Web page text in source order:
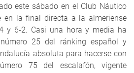
este sábado en el Club Náutico
en la final directa a la almeriense
y 6-2. Casi una hora y media ha
25 del ránking español y
absoluta para hacerse con
75 del escalafón, vigente